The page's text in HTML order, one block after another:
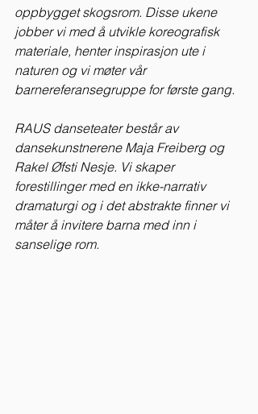
oppbygget skogsrom. Disse ukene
jobber vi med å utvikle koreografisk
materiale, henter inspirasjon ute i
naturen og vi møter vår
barnereferansegruppe for første gang.
RAUS danseteater består av
dansekunstnerene Maja Freiberg og
Rakel Øfsti Nesje. Vi skaper
forestillinger med en ikke-narrativ
dramaturgi og i det abstrakte finner vi
måter å invitere barna med inn i
sanselige rom.